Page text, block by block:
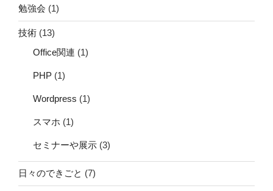
勉強会 (1)
技術 (13)
Office関連 (1)
PHP (1)
Wordpress (1)
スマホ (1)
セミナーや展示 (3)
日々のできごと (7)